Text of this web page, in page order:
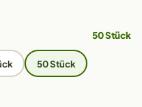
50 Stück
50 Stück